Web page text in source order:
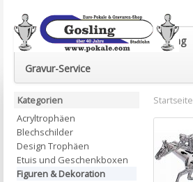
Euro-Pokale & Gravur-Shop Gosling
Gravur-Service
Startseite
Kategorien
Acryltrophäen
Blechschilder
Design Trophäen
Etuis und Geschenkboxen
Figuren & Dekoration